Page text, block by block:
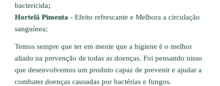
bactericida;
Hortelã Pimenta - Efeito refrescante e Melhora a circulação
sanguínea;
Temos sempre que ter em mente que a higiene é o melhor
aliado na prevenção de todas as doenças. Foi pensando nisso
que desenvolvemos um produto capaz de prevenir e ajudar a
combater doenças causadas por bactérias e fungos.